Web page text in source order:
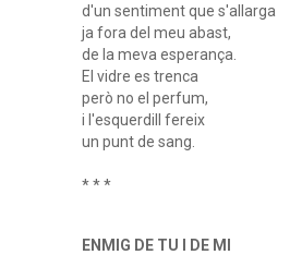
d'un sentiment que s'allarga
ja fora del meu abast,
de la meva esperança.
El vidre es trenca
però no el perfum,
i l'esquerdill fereix
un punt de sang.
* * *
ENMIG DE TU I DE MI